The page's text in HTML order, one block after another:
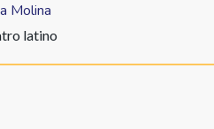
Molina
latino